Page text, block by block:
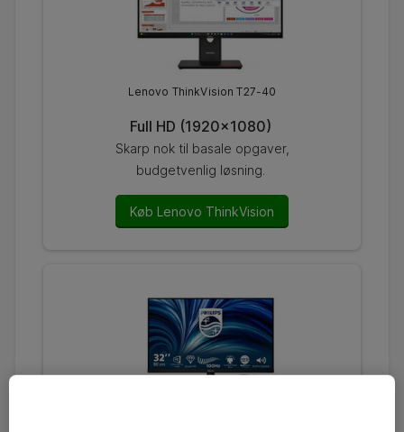
Lenovo ThinkVision T27-40
Full HD (1920×1080)
Skarp nok til basale opgaver,
budgetvenlig løsning.
Køb Lenovo ThinkVision